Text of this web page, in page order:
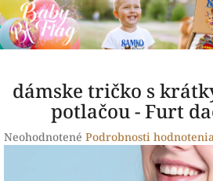
Prejsť
na
obsah
dámske tričko s
potlačou - Furt
Priemerné
Neohodnotené Podrobnosti